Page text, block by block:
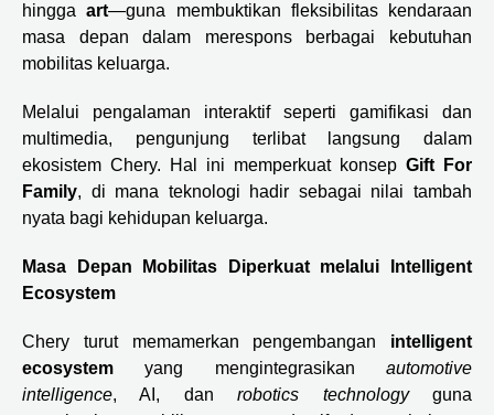
hinggaart—guna membuktikan fleksibilitas kendaraan
masa depan dalam merespons berbagai kebutuhan
mobilitas keluarga.
Melalui pengalaman interaktif seperti gamifikasi dan
multimedia, pengunjung terlibat langsung dalam
ekosistem Chery. Hal ini memperkuat konsep Gift For
Family, di mana teknologi hadir sebagai nilai tambah
nyata bagi kehidupan keluarga.
Masa Depan Mobilitas Diperkuat melalui Intelligent
Ecosystem
Chery turut memamerkan pengembangan intelligent
ecosystem yang mengintegrasikan automotive
intelligence, AI, danrobotics technologyguna